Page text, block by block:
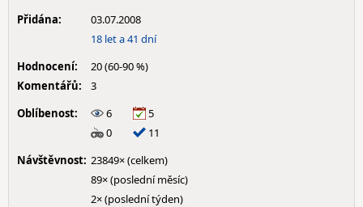
Přidána:
03.07.2008
18 let a 41 dní
Hodnocení:
20 (60-90 %)
Komentářů:
3
Oblíbenost:
6
5
0
11
Návštěvnost: 23849× (celkem)
89× (poslední měsíc)
2× (poslední týden)